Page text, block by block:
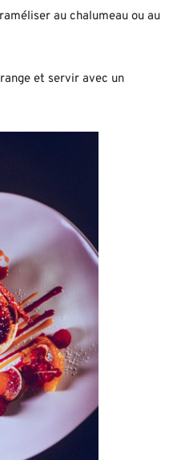
au chalumeau ou au
et servir avec un